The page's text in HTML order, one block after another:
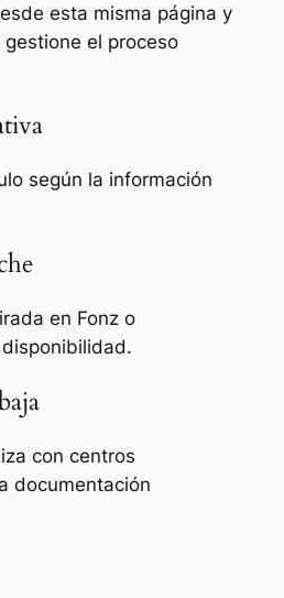
esta misma página y
el proceso
según la información
en Fonz o
con centros
documentación